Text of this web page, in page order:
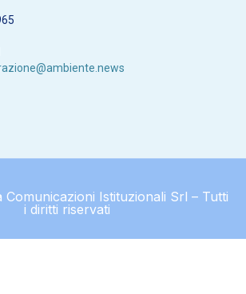
Istituzionali Srl – Tutti
i diritti riservati